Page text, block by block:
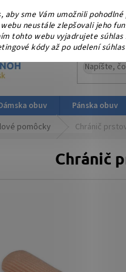
aby sme Vám umožnili
neustále zlepšovali jeho
tohto webu vyjadrujete
kódy až po udelení
. Ďakujeme, že
info@ortopedicka-
obuv Pánska obuv
pomôcky Chránič
Chránič